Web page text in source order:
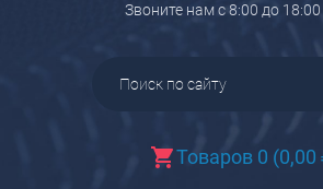
Звоните нам с 8:00 до
Товаров 0 (0,00
Чемоданы
Чемоданы
Пилоты на